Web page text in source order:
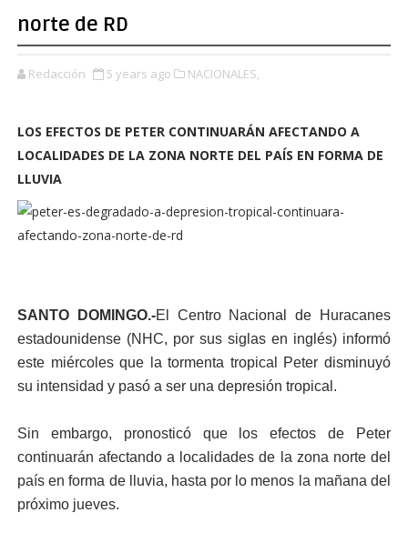
norte de RD
Redacción 5 years ago NACIONALES,
LOS EFECTOS DE PETER CONTINUARÁN AFECTANDO A
LOCALIDADES DE LA ZONA NORTE DEL PAÍS EN FORMA DE
LLUVIA
SANTO DOMINGO.-El Centro Nacional de Huracanes
estadounidense (NHC, por sus siglas en inglés) informó
este miércoles que la tormenta tropical Peter disminuyó
su intensidad y pasó a ser una depresión tropical.
Sin embargo, pronosticó que los efectos de Peter
continuarán afectando a localidades de la zona norte del
país en forma de lluvia, hasta por lo menos la mañana del
próximo jueves.